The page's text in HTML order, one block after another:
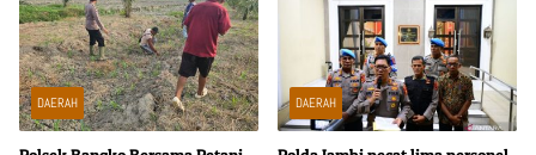
DAERAH DAERAH